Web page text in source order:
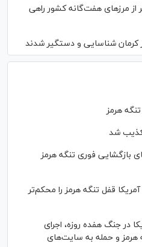
و ۳۷۷ هزار زائر از مرز‌های هفت‌گانه کشور راهی
شد
بازگشایی فوری تنگه هرمز
قفل تنگه هرمز را محکم‌تر
در جنگ هفده روزه، اجرای
هرمز و حمله به سایت‌های